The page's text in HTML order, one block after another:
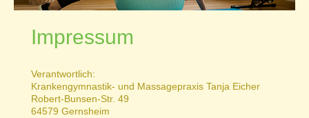
Impressum
Verantwortlich:
Krankengymnastik- und Massagepraxis Tanja Eicher
Robert-Bunsen-Str. 49
64579 Gernsheim